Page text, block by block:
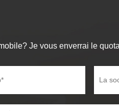
Je vous enverrai le